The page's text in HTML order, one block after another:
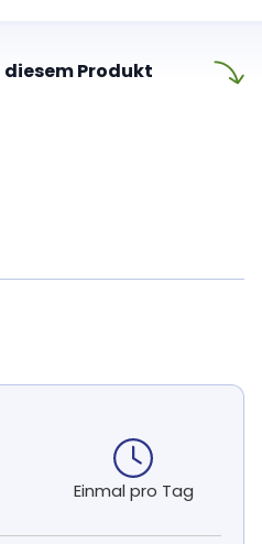
Produkt
Einmal pro Tag